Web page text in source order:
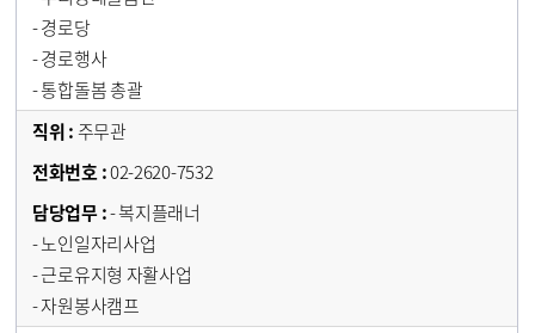
- 경로당
- 경로행사
- 통합돌봄 총괄
주무관
02-2620-7532
- 복지플래너
- 노인일자리사업
- 근로유지형 자활사업
- 자원봉사캠프